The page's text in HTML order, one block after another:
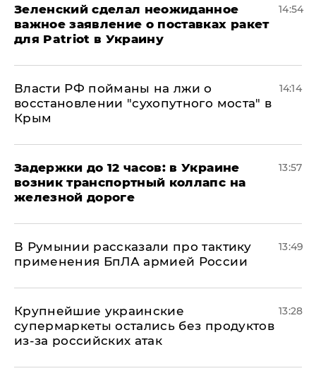
Зеленский сделал неожиданное
важное заявление о поставках ракет
для Patriot в Украину
14:54
Власти РФ пойманы на лжи о
восстановлении "сухопутного моста" в
Крым
14:14
Задержки до 12 часов: в Украине
возник транспортный коллапс на
железной дороге
13:57
В Румынии рассказали про тактику
применения БпЛА армией России
13:49
Крупнейшие украинские
супермаркеты остались без продуктов
из-за российских атак
13:28